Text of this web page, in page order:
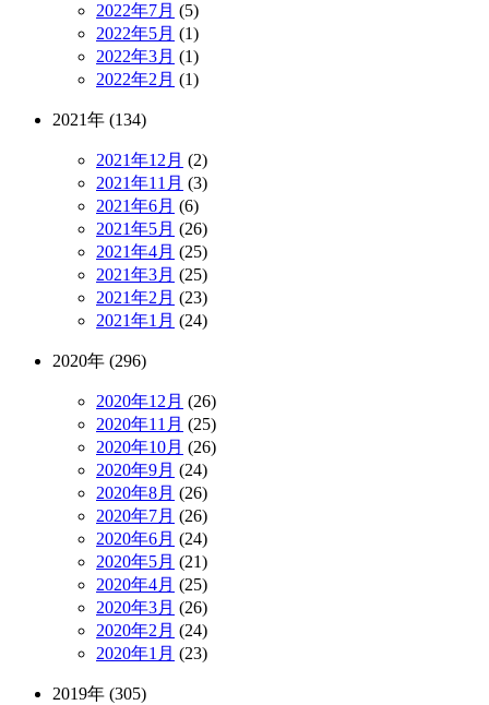
2022年7月 (5)
2022年5月 (1)
2022年3月 (1)
2022年2月 (1)
2021年 (134)
2021年12月 (2)
2021年11月 (3)
2021年6月 (6)
2021年5月 (26)
2021年4月 (25)
2021年3月 (25)
2021年2月 (23)
2021年1月 (24)
2020年 (296)
2020年12月 (26)
2020年11月 (25)
2020年10月 (26)
2020年9月 (24)
2020年8月 (26)
2020年7月 (26)
2020年6月 (24)
2020年5月 (21)
2020年4月 (25)
2020年3月 (26)
2020年2月 (24)
2020年1月 (23)
2019年 (305)